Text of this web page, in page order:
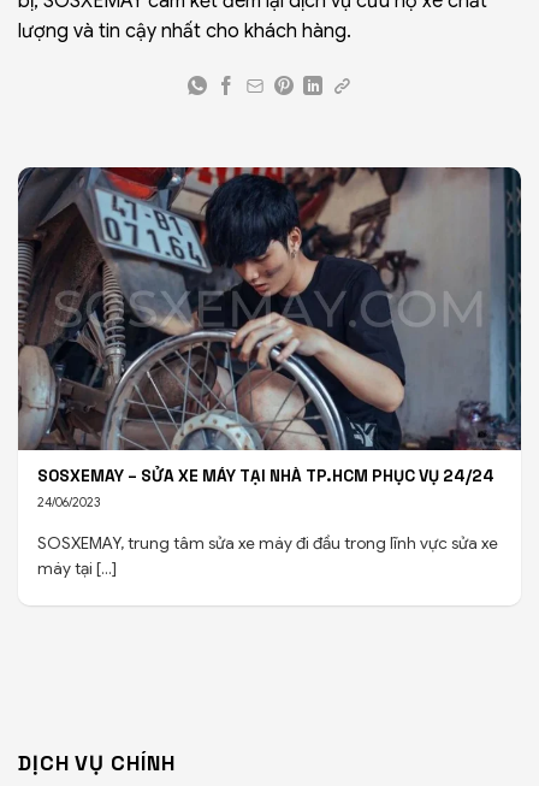
lượng và tin cậy nhất cho khách hàng.
SOSXEMAY – SỬA XE MÁY TẠI NHÀ TP.HCM PHỤC VỤ 24/24
24/06/2023
SOSXEMAY, trung tâm sửa xe máy đi đầu trong lĩnh vực sửa xe
máy tại [...]
DỊCH VỤ CHÍNH